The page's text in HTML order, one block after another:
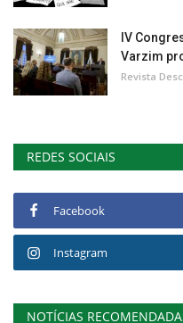
IV
Varzim
Revista
REDES SOCIAIS
Facebook
Instagram
NOTÍCIAS